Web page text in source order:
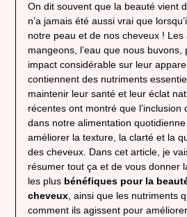
On dit souvent que la beauté vient
n’a jamais été aussi vrai que
notre peau et de nos cheveux !
mangeons, l’eau que nous buvons,
impact considérable sur leur
contiennent des nutriments
maintenir leur santé et leur éclat
récentes ont montré que l’inclusion
dans notre alimentation
améliorer la texture, la clarté et la
des cheveux. Dans cet article, je
résumer tout ça et de vous donner
les plus bénéfiques pour la
cheveux, ainsi que les nutriments
comment ils agissent pour